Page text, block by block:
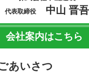
代表取締役 中山 晋吾
会社案内はこちら
あいさつ